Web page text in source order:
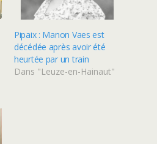
Pipaix : Manon Vaes est
décédée après avoir été
heurtée par un train
Dans "Leuze-en-Hainaut"